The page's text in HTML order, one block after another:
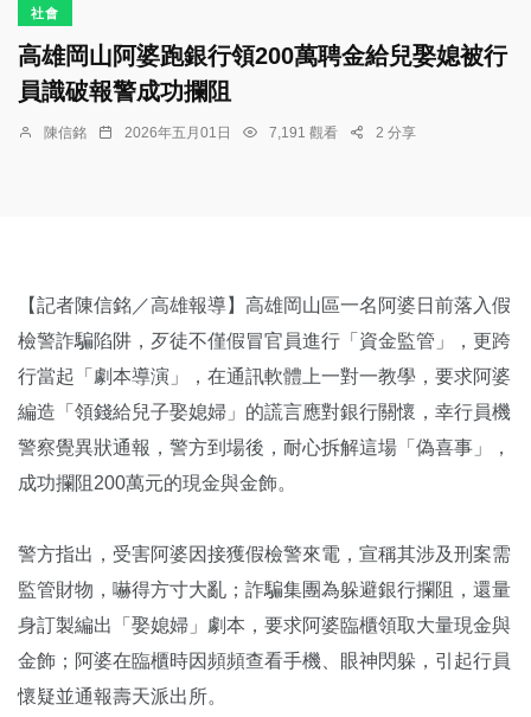
社會
高雄岡山阿婆跑銀行領200萬聘金給兒娶媳被行
員識破報警成功攔阻
陳信銘 2026年五月01日 7,191 觀看 2 分享
【記者陳信銘／高雄報導】高雄岡山區一名阿婆日前落入假
檢警詐騙陷阱，歹徒不僅假冒官員進行「資金監管」，更跨
行當起「劇本導演」，在通訊軟體上一對一教學，要求阿婆
編造「領錢給兒子娶媳婦」的謊言應對銀行關懷，幸行員機
警察覺異狀通報，警方到場後，耐心拆解這場「偽喜事」，
成功攔阻200萬元的現金與金飾。
警方指出，受害阿婆因接獲假檢警來電，宣稱其涉及刑案需
監管財物，嚇得方寸大亂；詐騙集團為躲避銀行攔阻，還量
身訂製編出「娶媳婦」劇本，要求阿婆臨櫃領取大量現金與
金飾；阿婆在臨櫃時因頻頻查看手機、眼神閃躲，引起行員
懷疑並通報壽天派出所。